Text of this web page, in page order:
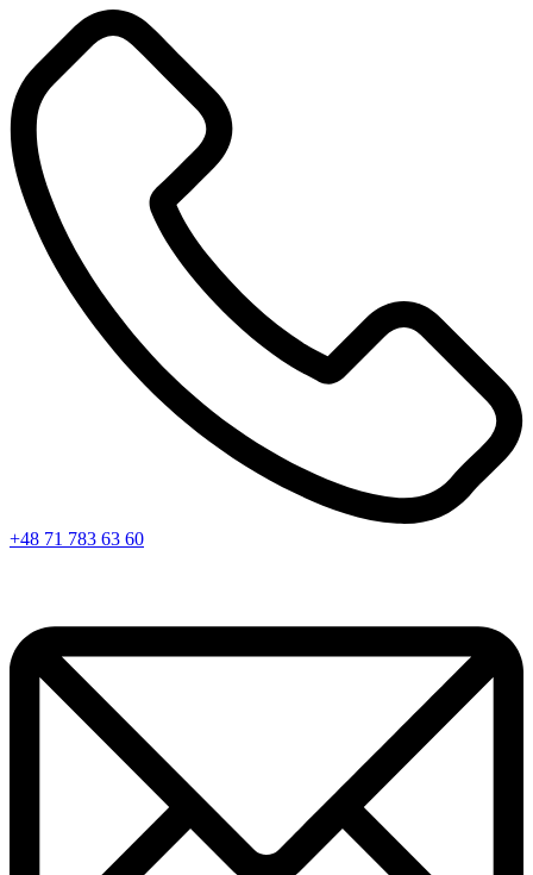
+48 71 783 63 60